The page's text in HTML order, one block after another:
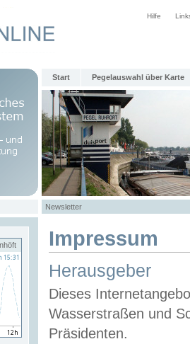
Hilfe
Start Pegelauswahl über Karte
Newsletter
Impressum
Herausgeber
Dieses
Wasserstraßen und
Präsidenten.